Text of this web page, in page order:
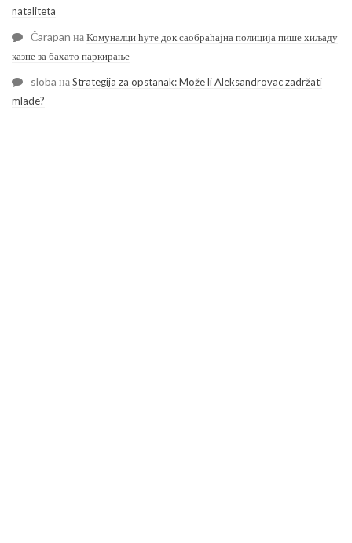
nataliteta
Čarapan наКомуналци ћуте док саобраћајна полиција пише хиљаду
казне за бахато паркирање
sloba наStrategija za opstanak: Može li Aleksandrovac zadržati
mlade?